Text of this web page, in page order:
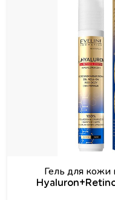
Гель для кожи